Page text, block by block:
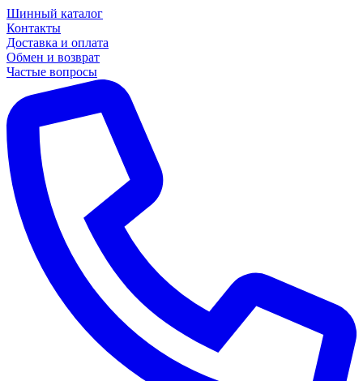
Шинный каталог
Контакты
Доставка и оплата
Обмен и возврат
Частые вопросы